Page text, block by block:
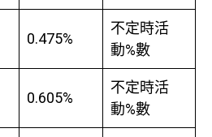
0.475%
不定時活
動%數
0.605%
不定時活
動%數